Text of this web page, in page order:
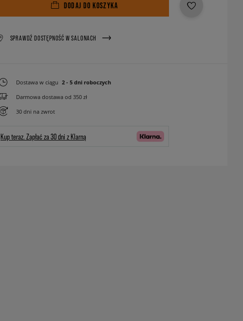
DODAJ DO KOSZYKA
SPRAWDŹ DOSTĘPNOŚĆ W SALONACH
Dostawa w ciągu 2 - 5 dni roboczych
Darmowa dostawa od 350 zł
30 dni na zwrot
Kup teraz. Zapłać za 30 dni z Klarną